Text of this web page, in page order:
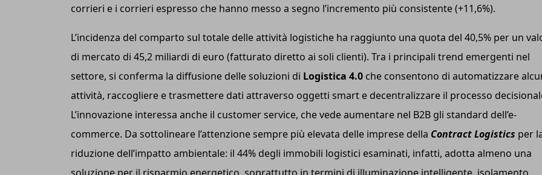
corrieri e i corrieri espresso che hanno messo a segno l’incremento più consistente (+11,6%).
L’incidenza del comparto sul totale delle attività logistiche ha raggiunto una quota del 40,5% per un
di mercato di 45,2 miliardi di euro (fatturato diretto ai soli clienti). Tra i principali trend emergenti nel
settore, si conferma la diffusione delle soluzioni di Logistica 4.0 che consentono di automatizzare
attività, raccogliere e trasmettere dati attraverso oggetti smart e decentralizzare il processo
L’innovazione interessa anche il customer service, che vede aumentare nel B2B gli standard dell’e-
commerce. Da sottolineare l’attenzione sempre più elevata delle imprese della Contract Logistics per
riduzione dell’impatto ambientale: il 44% degli immobili logistici esaminati, infatti, adotta almeno una